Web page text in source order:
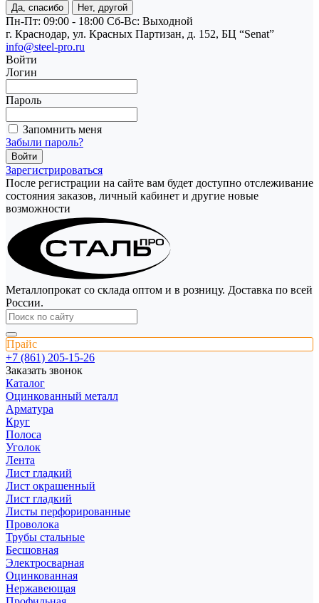
Да, спасибо Нет, другой
Пн-Пт: 09:00 - 18:00 Cб-Вс: Выходной
г. Краснодар, ул. Красных Партизан, д. 152, БЦ “Senat”
info@steel-pro.ru
Войти
Логин
Пароль
Запомнить меня
Забыли пароль?
Зарегистрироваться
После регистрации на сайте вам будет доступно отслеживание
состояния заказов, личный кабинет и другие новые
возможности
Металлопрокат со склада оптом и в розницу. Доставка по всей
России.
Прайс
+7 (861) 205-15-26
Заказать звонок
Каталог
Оцинкованный металл
Арматура
Круг
Полоса
Уголок
Лента
Лист гладкий
Лист окрашенный
Лист гладкий
Листы перфорированные
Проволока
Трубы стальные
Бесшовная
Электросварная
Оцинкованная
Нержавеющая